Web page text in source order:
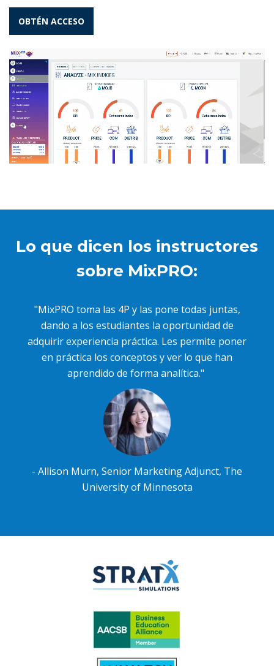
OBTÉN ACCESO
Lo que dicen los instructores
sobre MixPRO:
"MixPRO toma las 4P y las pone todas juntas,
dando a los estudiantes la oportunidad de
adquirir experiencia práctica. Les permite poner
en práctica los conceptos y ver lo que han
aprendido de forma analítica."
- Allison Murn, Senior Marketing Adjunct, The
University of Minnesota